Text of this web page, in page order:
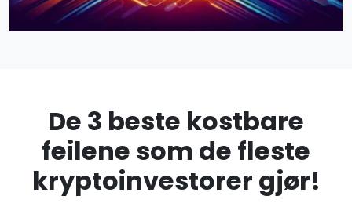
De 3 beste kostbare
feilene som de fleste
kryptoinvestorer gjør!